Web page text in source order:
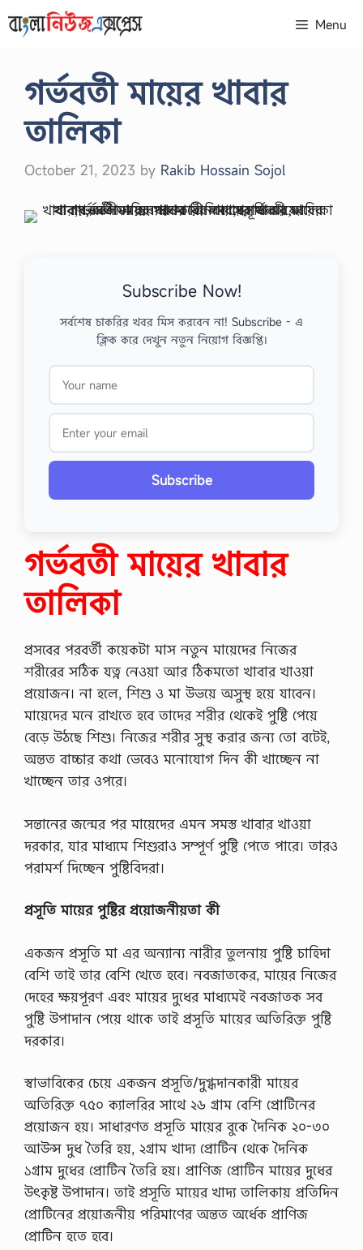
to
Menu
গর্ভবতী মায়ের খাবার
তালিকা
October 21, 2023 by Rakib Hossain Sojol
Subscribe Now!
সর্বশেষ চাকরির খবর মিস করবেন না! Subscribe - এ
ক্লিক করে দেখুন নতুন নিয়োগ বিজ্ঞপ্তি।
Subscribe
গর্ভবতী মায়ের খাবার
তালিকা
প্রসবের পরবর্তী কয়েকটা মাস নতুন মায়েদের নিজের
শরীরের সঠিক যত্ন নেওয়া আর ঠিকমতো খাবার খাওয়া
প্রয়োজন। না হলে, শিশু ও মা উভয়ে অসুস্থ হয়ে যাবেন।
মায়েদের মনে রাখতে হবে তাদের শরীর থেকেই পুষ্টি পেয়ে
বেড়ে উঠছে শিশু। নিজের শরীর সুস্থ করার জন্য তো বটেই,
অন্তত বাচ্চার কথা ভেবেও মনোযোগ দিন কী খাচ্ছেন না
খাচ্ছেন তার ওপরে।
সন্তানের জন্মের পর মায়েদের এমন সমস্ত খাবার খাওয়া
দরকার, যার মাধ্যমে শিশুরাও সম্পূর্ণ পুষ্টি পেতে পারে। তারও
পরামর্শ দিচ্ছেন পুষ্টিবিদরা।
প্রসূতি মায়ের পুষ্টির প্রয়োজনীয়তা কী
একজন প্রসূতি মা এর অন্যান্য নারীর তুলনায় পুষ্টি চাহিদা
বেশি তাই তার বেশি খেতে হবে। নবজাতকের, মায়ের নিজের
দেহের ক্ষয়পূরণ এবং মায়ের দুধের মাধ্যমেই নবজাতক সব
পুষ্টি উপাদান পেয়ে থাকে তাই প্রসূতি মায়ের অতিরিক্ত পুষ্টি
দরকার।
স্বাভাবিকের চেয়ে একজন প্রসূতি/দুগ্ধদানকারী মায়ের
অতিরিক্ত ৭৫০ ক্যালরির সাথে ২৬ গ্রাম বেশি প্রোটিনের
প্রয়োজন হয়। সাধারণত প্রসূতি মায়ের বুকে দৈনিক ২০-৩০
আউন্স দুধ তৈরি হয়, ২গ্রাম খাদ্য প্রোটিন থেকে দৈনিক
১গ্রাম দুধের প্রোটিন তৈরি হয়। প্রাণিজ প্রোটিন মায়ের দুধের
উৎকৃষ্ট উপাদান। তাই প্রসূতি মায়ের খাদ্য তালিকায় প্রতিদিন
প্রোটিনের প্রয়োজনীয় পরিমাণের অন্তত অর্ধেক প্রাণিজ
প্রোটিন হতে হবে।